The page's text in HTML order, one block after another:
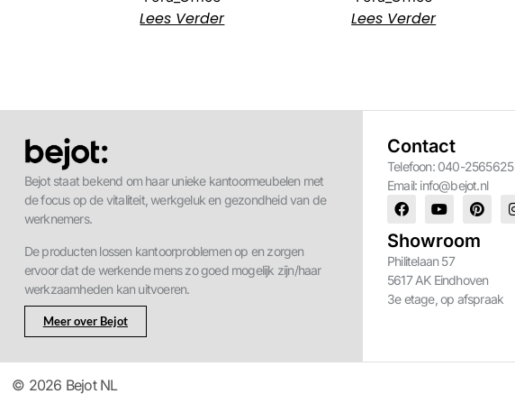
Lees Verder Lees Verder
Bejot staat bekend om haar unieke kantoormeubelen met
de focus op de vitaliteit, werkgeluk en gezondheid van de
werknemers.
De producten lossen kantoorproblemen op en zorgen
ervoor dat de werkende mens zo goed mogelijk zijn/haar
werkzaamheden kan uitvoeren.
Meer over Bejot
Contact
Telefoon: 040-2565625
Email: info@bejot.nl
Showroom
Philitelaan 57
5617 AK Eindhoven
3e etage, op afspraak
© 2026 Bejot NL